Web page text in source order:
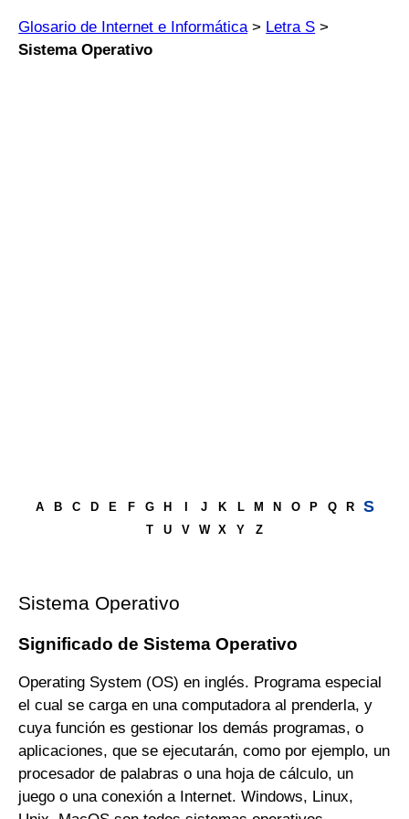
Glosario de Internet e Informática> Letra S >
Sistema Operativo
A B C D E F G H J K L M N O P Q R S
T U V W X Y Z
Sistema Operativo
Significado de Sistema Operativo
Operating System (OS) en inglés. Programa especial
el cual se carga en una computadora al prenderla, y
cuya función es gestionar los demás programas, o
aplicaciones, que se ejecutarán, como por ejemplo, un
procesador de palabras o una hoja de cálculo, un
juego o una conexión a Internet. Windows, Linux,